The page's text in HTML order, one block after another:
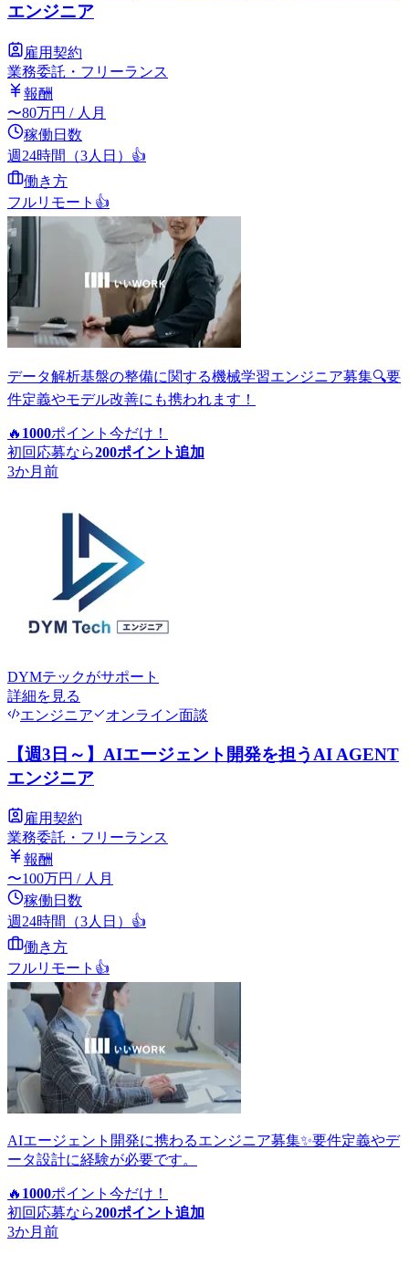
エンジニア
雇用契約
業務委託・フリーランス
報酬
〜80万円 / 人月
稼働日数
週24時間（3人日） 👍
働き方
フルリモート 👍
データ解析基盤の整備に関する機械学習エンジニア募集🔍要
件定義やモデル改善にも携われます！
🔥 1000ポイント 今だけ！
初回応募なら200ポイント追加
3か月前
DYMテックがサポート
詳細を見る
エンジニア
オンライン面談
【週3日～】AIエージェント開発を担うAI AGENT
エンジニア
雇用契約
業務委託・フリーランス
報酬
〜100万円 / 人月
稼働日数
週24時間（3人日） 👍
働き方
フルリモート 👍
AIエージェント開発に携わるエンジニア募集✨要件定義やデ
ータ設計に経験が必要です。
🔥 1000ポイント 今だけ！
初回応募なら200ポイント追加
3か月前